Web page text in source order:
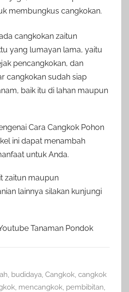
membungkus cangkokan.
cangkokan zaitun
yang lumayan lama, yaitu
pencangkokan, dan
cangkokan sudah siap
baik itu di lahan maupun
Cara Cangkok Pohon
ini dapat menambah
untuk Anda.
zaitun maupun
lainnya silakan kunjungi
Tanaman Pondok
budidaya Cangkok, cangkok
mencangkok pembibitan